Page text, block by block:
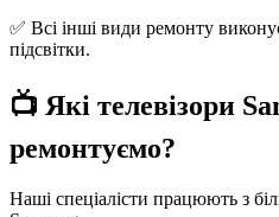
✅ Всі інші види ремонту
підсвітки.
📺 Які телевізори
ремонтуємо?
Наші спеціалісти працюють з